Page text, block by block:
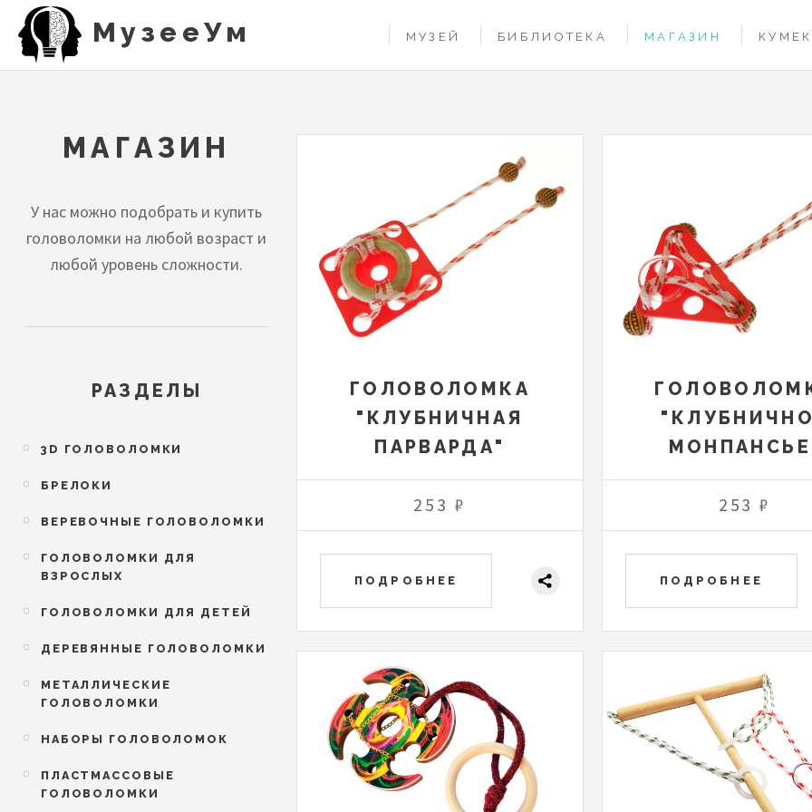
Перейти
основному
МузееУм
ОСНОВНАЯ
НАВИГАЦИЯ
МУЗЕЙ БИБЛИОТЕКА МАГАЗИН
ГОЛОВОЛОМКА
"КЛУБНИЧНАЯ
ПАРВАРДА"
253 ₽
ПОДРОБНЕЕ
253 ₽
ПОДРОБНЕЕ
МАГАЗИН
У нас можно подобрать и купить
головоломки на любой возраст и
любой уровень сложности.
РАЗДЕЛЫ
3D ГОЛОВОЛОМКИ
БРЕЛОКИ
ВЕРЕВОЧНЫЕ ГОЛОВОЛОМКИ
ГОЛОВОЛОМКИ ДЛЯ
ВЗРОСЛЫХ
ГОЛОВОЛОМКИ ДЛЯ ДЕТЕЙ
ДЕРЕВЯННЫЕ ГОЛОВОЛОМКИ
МЕТАЛЛИЧЕСКИЕ
ГОЛОВОЛОМКИ
НАБОРЫ ГОЛОВОЛОМОК
ПЛАСТМАССОВЫЕ
ГОЛОВОЛОМКИ